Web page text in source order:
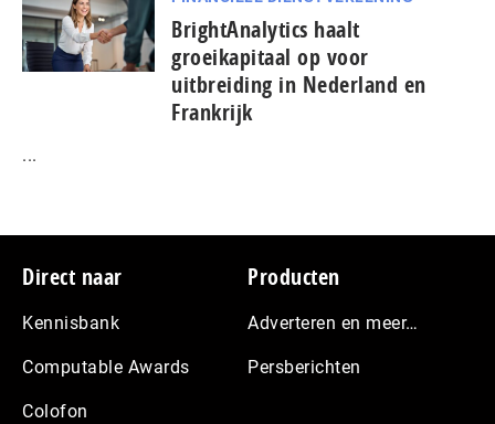
BrightAnalytics haalt
groeikapitaal op voor
uitbreiding in Nederland en
Frankrijk
...
Footer
Direct naar
Kennisbank
Computable Awards
Colofon
Producten
Adverteren en meer…
Persberichten